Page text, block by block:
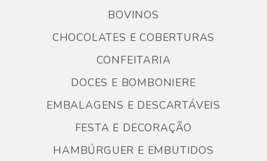
BOVINOS
CHOCOLATES E COBERTURAS
CONFEITARIA
DOCES E BOMBONIERE
EMBALAGENS E DESCARTÁVEIS
FESTA E DECORAÇÃO
HAMBÚRGUER E EMBUTIDOS